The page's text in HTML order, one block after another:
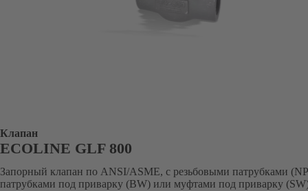
Клапан
ECOLINE GLF 800
Запорный клапан по ANSI/ASME, с резьбовыми патрубками
патрубками под приварку (BW) или муфтами под приварку